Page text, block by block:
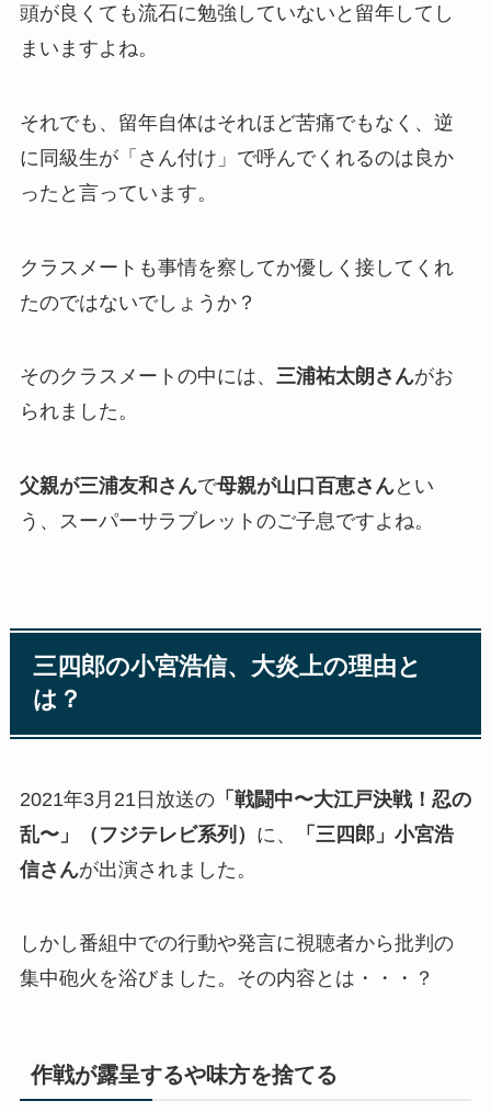
頭が良くても流石に勉強していないと留年してし
まいますよね。
それでも、留年自体はそれほど苦痛でもなく、逆
に同級生が「さん付け」で呼んでくれるのは良か
ったと言っています。
クラスメートも事情を察してか優しく接してくれ
たのではないでしょうか？
そのクラスメートの中には、 三浦祐太朗さんがお
られました。
父親が三浦友和さんで母親が山口百恵さんとい
う、スーパーサラブレットのご子息ですよね。
三四郎の小宮浩信、大炎上の理由と
は？
2021年3月21日放送の「戦闘中〜大江戸決戦！忍の
乱〜」（フジテレビ系列） に、
「三四郎」小宮浩
信さんが出演されました。
しかし番組中での行動や発言に視聴者から批判の
集中砲火を浴びました。その内容とは・・・？
作戦が露呈するや味方を捨てる